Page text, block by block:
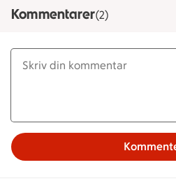
Kommentarer(2)